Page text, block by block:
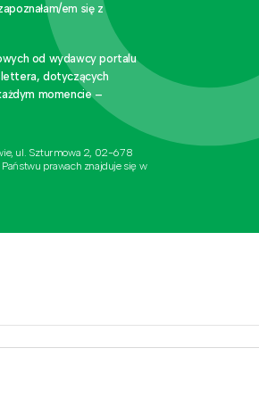
em się z
od wydawcy portalu
dotyczących
momencie –
ul. Szturmowa 2, 02-678
prawach znajduje się w